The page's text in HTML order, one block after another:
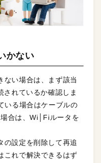
かない
ない場合は、まず該当
れているか確認しま
いる場合はケーブルの
合は、Wi│Fiルータを
の設定を削除して再追
これで解決できるはず